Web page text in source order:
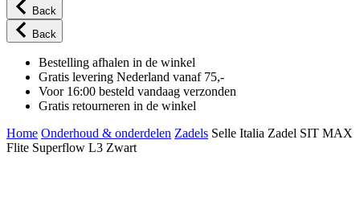
Back
Back
Bestelling afhalen in de winkel
Gratis levering Nederland vanaf 75,-
Voor 16:00 besteld vandaag verzonden
Gratis retourneren in de winkel
Home Onderhoud & onderdelen Zadels Selle Italia Zadel SIT MAX
Flite Superflow L3 Zwart